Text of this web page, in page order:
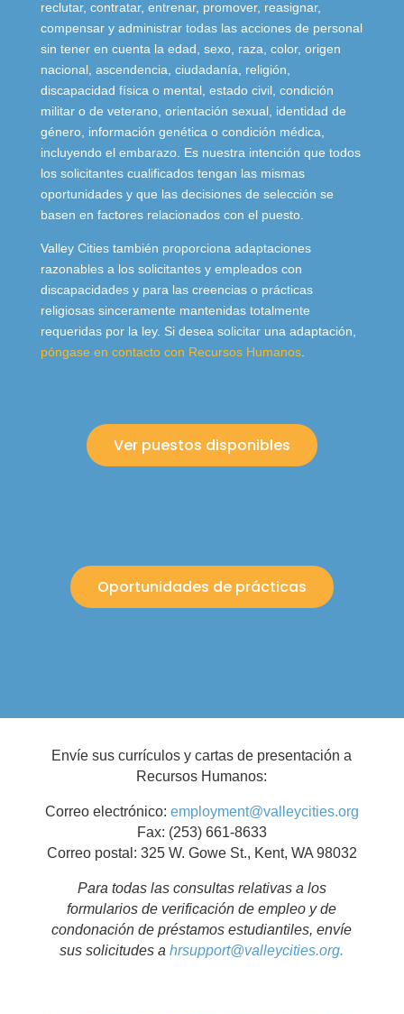
reclutar, contratar, entrenar, promover, reasignar,
compensar y administrar todas las acciones de personal
sin tener en cuenta la edad, sexo, raza, color, origen
nacional, ascendencia, ciudadanía, religión,
discapacidad física o mental, estado civil, condición
militar o de veterano, orientación sexual, identidad de
género, información genética o condición médica,
incluyendo el embarazo. Es nuestra intención que todos
los solicitantes cualificados tengan las mismas
oportunidades y que las decisiones de selección se
basen en factores relacionados con el puesto.
Valley Cities también proporciona adaptaciones
razonables a los solicitantes y empleados con
discapacidades y para las creencias o prácticas
religiosas sinceramente mantenidas totalmente
requeridas por la ley. Si desea solicitar una adaptación,
póngase en contacto con Recursos Humanos.
Ver puestos disponibles
Oportunidades de prácticas
Envíe sus currículos y cartas de presentación a
Recursos Humanos:
Correo electrónico: employment@valleycities.org
Fax: (253) 661-8633
Correo postal: 325 W. Gowe St., Kent, WA 98032
Para todas las consultas relativas a los
formularios de verificación de empleo y de
condonación de préstamos estudiantiles, envíe
sus solicitudes ahrsupport@valleycities.org.